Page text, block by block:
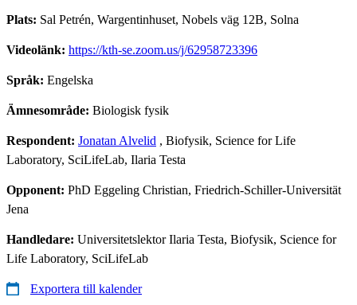
Plats: Sal Petrén, Wargentinhuset, Nobels väg 12B, Solna
Videolänk: https://kth-se.zoom.us/j/62958723396
Språk: Engelska
Ämnesområde: Biologisk fysik
Respondent: Jonatan Alvelid , Biofysik, Science for Life
Laboratory, SciLifeLab, Ilaria Testa
Opponent: PhD Eggeling Christian, Friedrich-Schiller-Universität
Jena
Handledare: Universitetslektor Ilaria Testa, Biofysik, Science for
Life Laboratory, SciLifeLab
Exportera till kalender